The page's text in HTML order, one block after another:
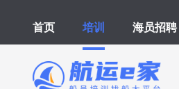
首页 培训 海员招聘